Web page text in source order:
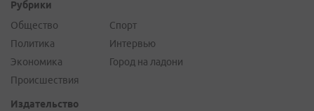
Рубрики
Общество
Политика
Экономика
Происшествия
Спорт
Интервью
Город на ладони
Издательство